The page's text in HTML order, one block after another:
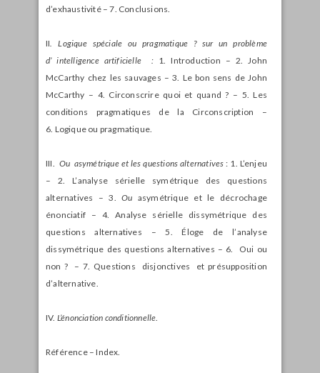
d’exhaustivité – 7. Conclusions.
II. Logique spéciale ou pragmatique ? sur un problème
d’ intelligence artificielle : 1. Introduction – 2. John
McCarthy chez les sauvages – 3. Le bon sens de John
McCarthy – 4. Circonscrire quoi et quand ? – 5. Les
conditions pragmatiques de la Circonscription –
6. Logique ou pragmatique.
III. Ou asymétrique et les questions alternatives: 1. L’enjeu
– 2. L’analyse sérielle symétrique des questions
alternatives – 3.Ou asymétrique et le décrochage
énonciatif – 4. Analyse sérielle dissymétrique des
questions alternatives – 5. Éloge de l’analyse
dissymétrique des questions alternatives – 6. Oui ou
non ? – 7. Questions disjonctives et présupposition
d’alternative.
IV. L’énonciation conditionnelle.
Référence – Index.